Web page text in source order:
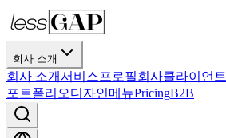
회사 소개
회사 소개서비스프로필회사클라이언트
포트폴리오디자인메뉴PricingB2B